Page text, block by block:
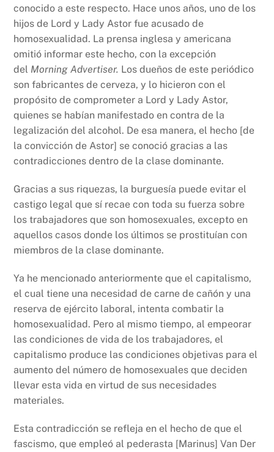
conocido a este respecto. Hace unos años, uno de los
hijos de Lord y Lady Astor fue acusado de
homosexualidad. La prensa inglesa y americana
omitió informar este hecho, con la excepción
del Morning Advertiser. Los dueños de este periódico
son fabricantes de cerveza, y lo hicieron con el
propósito de comprometer a Lord y Lady Astor,
quienes se habían manifestado en contra de la
legalización del alcohol. De esa manera, el hecho [de
la convicción de Astor] se conoció gracias a las
contradicciones dentro de la clase dominante.
Gracias a sus riquezas, la burguesía puede evitar el
castigo legal que sí recae con toda su fuerza sobre
los trabajadores que son homosexuales, excepto en
aquellos casos donde los últimos se prostituían con
miembros de la clase dominante.
Ya he mencionado anteriormente que el capitalismo,
el cual tiene una necesidad de carne de cañón y una
reserva de ejército laboral, intenta combatir la
homosexualidad. Pero al mismo tiempo, al empeorar
las condiciones de vida de los trabajadores, el
capitalismo produce las condiciones objetivas para el
aumento del número de homosexuales que deciden
llevar esta vida en virtud de sus necesidades
materiales.
Esta contradicción se refleja en el hecho de que el
fascismo, que empleó al pederasta [Marinus] Van Der